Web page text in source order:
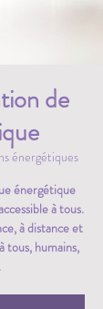
de
énergétiques
énergétique
à tous.
à distance et
humains,